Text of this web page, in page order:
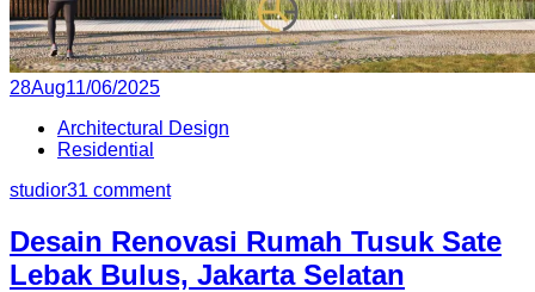
Posted
28Aug11/06/2025
Architectural Design
Residential
studior31 comment
Desain Renovasi Rumah Tusuk Sate
Lebak Bulus, Jakarta Selatan